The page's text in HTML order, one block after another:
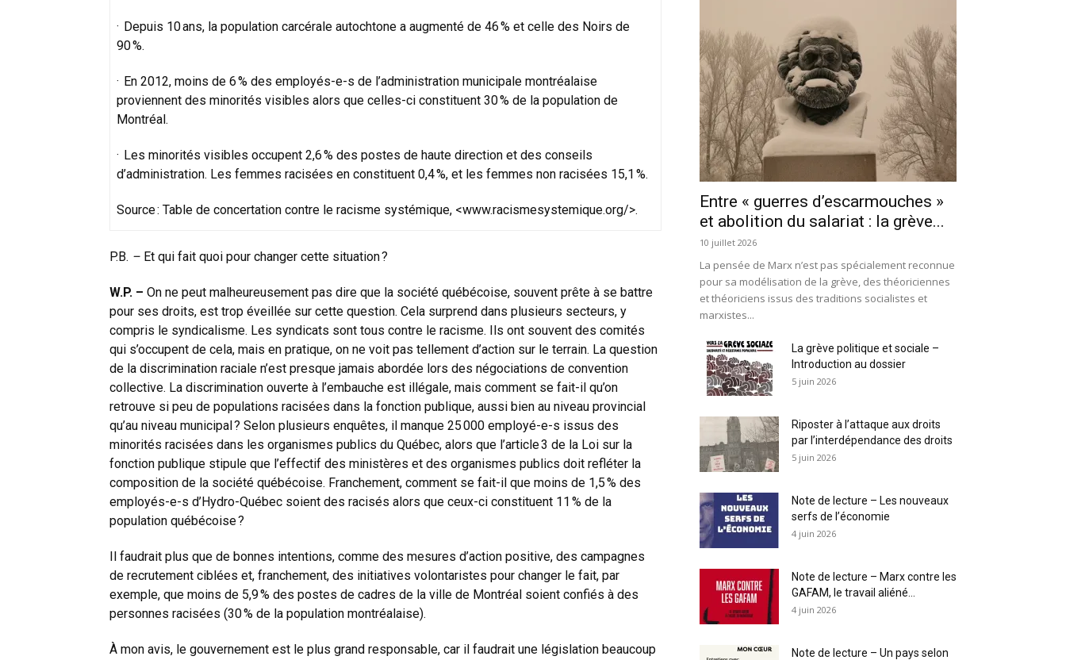
· Depuis 10 ans, la population carcérale autochtone a augmenté de 46 % et celle des Noirs de
90 %.
· En 2012, moins de 6 % des employés-e-s de l’administration municipale montréalaise
proviennent des minorités visibles alors que celles-ci constituent 30 % de la population de
Montréal.
· Les minorités visibles occupent 2,6 % des postes de haute direction et des conseils
d’administration. Les femmes racisées en constituent 0,4 %, et les femmes non racisées 15,1 %.
Source : Table de concertation contre le racisme systémique, <www.racismesystemique.org/>.
P.B. – Et qui fait quoi pour changer cette situation ?
W.P. – On ne peut malheureusement pas dire que la société québécoise, souvent prête à se battre
pour ses droits, est trop éveillée sur cette question. Cela surprend dans plusieurs secteurs, y
compris le syndicalisme. Les syndicats sont tous contre le racisme. Ils ont souvent des comités
qui s’occupent de cela, mais en pratique, on ne voit pas tellement d’action sur le terrain. La question
de la discrimination raciale n’est presque jamais abordée lors des négociations de convention
collective. La discrimination ouverte à l’embauche est illégale, mais comment se fait-il qu’on
retrouve si peu de populations racisées dans la fonction publique, aussi bien au niveau provincial
qu’au niveau municipal ? Selon plusieurs enquêtes, il manque 25 000 employé-e-s issus des
minorités racisées dans les organismes publics du Québec, alors que l’article 3 de la Loi sur la
fonction publique stipule que l’effectif des ministères et des organismes publics doit refléter la
composition de la société québécoise. Franchement, comment se fait-il que moins de 1,5 % des
employés-e-s d’Hydro-Québec soient des racisés alors que ceux-ci constituent 11 % de la
population québécoise ?
Il faudrait plus que de bonnes intentions, comme des mesures d’action positive, des campagnes
de recrutement ciblées et, franchement, des initiatives volontaristes pour changer le fait, par
exemple, que moins de 5,9 % des postes de cadres de la ville de Montréal soient confiés à des
personnes racisées (30 % de la population montréalaise).
À mon avis, le gouvernement est le plus grand responsable, car il faudrait une législation beaucoup
Entre « guerres d’escarmouches »
et abolition du salariat : la grève...
10 juillet 2026
La pensée de Marx n’est pas spécialement reconnue
pour sa modélisation de la grève, des théoriciennes
et théoriciens issus des traditions socialistes et
marxistes...
La grève politique et sociale –
Introduction au dossier
5 juin 2026
Riposter à l’attaque aux droits
par l’interdépendance des droits
5 juin 2026
Note de lecture – Les nouveaux
serfs de l’économie
4 juin 2026
Note de lecture – Marx contre les
GAFAM, le travail aliéné...
4 juin 2026
Note de lecture – Un pays selon